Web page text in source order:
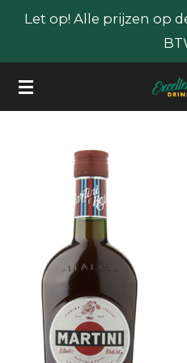
naar
de
hoofdinhoud
Let op! Alle prijzen op